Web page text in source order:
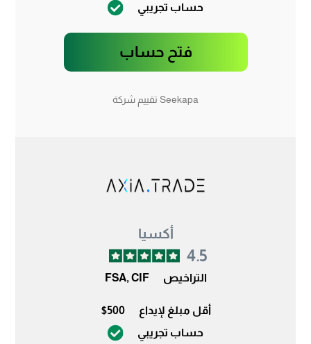
حساب تجريبي
فتح حساب
Seekapa تقييم شركة
أكسيا
4.5
التراخيص FSA, CIF
أقل مبلغ لإيداع
$500
حساب تجريبي